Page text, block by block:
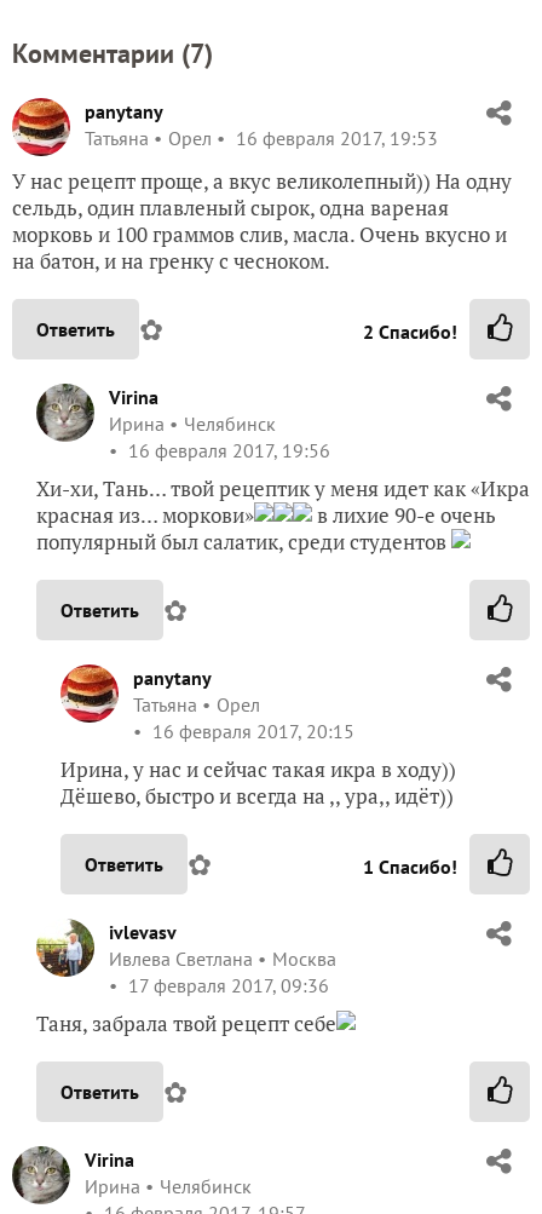
Комментарии (7)
panytany
Татьяна
Орел 16 февраля 2017, 19:53
У нас рецепт проще, а вкус великолепный)) На одну
сельдь, один плавленый сырок, одна вареная
морковь и 100 граммов слив, масла. Очень вкусно и
на батон, и на гренку с чесноком.
Ответить ✿ 2 Спасибо!
Virina
Ирина
Челябинск
16 февраля 2017, 19:56
Хи-хи, Тань… твой рецептик у меня идет как «Икра
красная из… моркови»
в лихие 90-е очень
популярный был салатик, среди студентов
Ответить ✿
panytany
Татьяна
Орел
16 февраля 2017, 20:15
Ирина, у нас и сейчас такая икра в ходу))
Дёшево, быстро и всегда на ,, ура,, идёт))
Ответить ✿ 1 Спасибо!
ivlevasv
Ивлева Светлана
Москва
17 февраля 2017, 09:36
Таня, забрала твой рецепт себе
Ответить ✿
Virina
Ирина
Челябинск